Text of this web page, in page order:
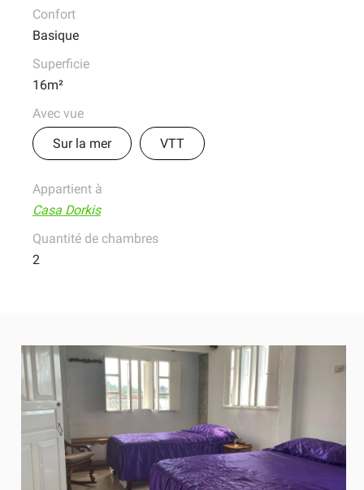
Avec vue
Sur la mer
VTT
Appartient à
Casa Dorkis
Quantité de chambres
2
Confort
Basique
Superficie
16m²